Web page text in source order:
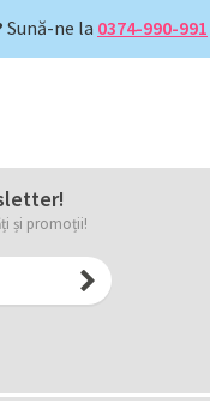
Sună-ne la 0374-990-991
și promoții!